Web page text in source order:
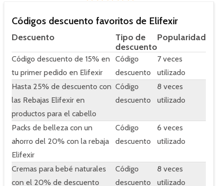
Códigos descuento favoritos de Elifexir
Descuento
Tipo de
descuento
Popularidad
Código descuento de 15% en
tu primer pedido en Elifexir
Código
descuento
7 veces
utilizado
Hasta 25% de descuento con
las Rebajas Elifexir en
productos para el cabello
Código
descuento
8 veces
utilizado
Packs de belleza con un
ahorro del 20% con la rebaja
Elifexir
Código
descuento
6 veces
utilizado
Cremas para bebé naturales
con el 20% de descuento
Código
descuento
8 veces
utilizado